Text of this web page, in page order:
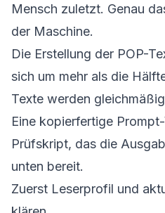
Mensch zuletzt. Genau
der Maschine.
Die Erstellung der POP-
sich um mehr als die
Texte werden
Eine kopierfertige
Prüfskript, das die
unten bereit.
Zuerst Leserprofil und